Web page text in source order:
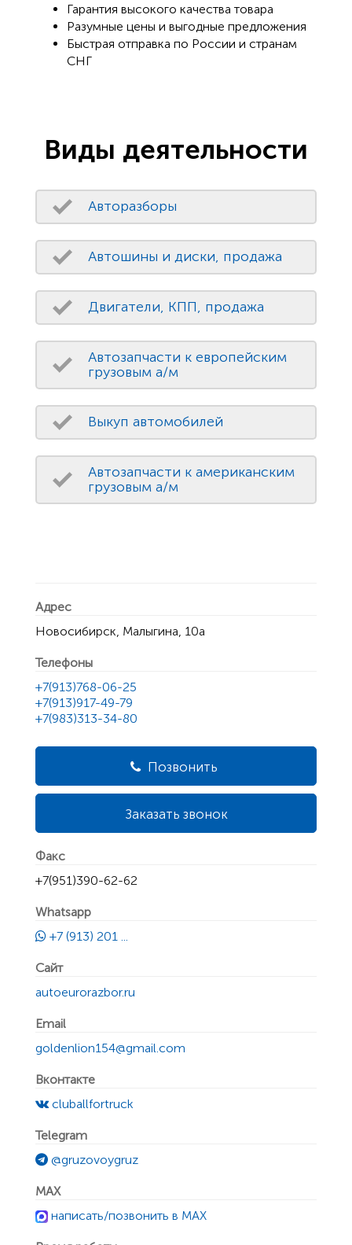
Гарантия высокого качества товара
Разумные цены и выгодные предложения
Быстрая отправка по России и странам
СНГ
Виды деятельности
Авторазборы
Автошины и диски, продажа
Двигатели, КПП, продажа
Автозапчасти к европейским
грузовым а/м
Выкуп автомобилей
Автозапчасти к американским
грузовым а/м
Адрес
Новосибирск, Малыгина, 10а
Телефоны
+7(913)768-06-25
+7(913)917-49-79
+7(983)313-34-80
Позвонить
Заказать звонок
Факс
+7(951)390-62-62
Whatsapp
+7 (913) 201 ...
Сайт
autoeurorazbor.ru
Email
goldenlion154@gmail.com
Вконтакте
cluballfortruck
Telegram
@gruzovoygruz
MAX
написать/позвонить в MAX